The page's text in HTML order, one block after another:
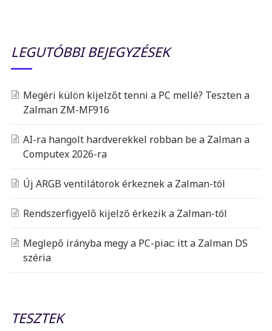
LEGUTÓBBI BEJEGYZÉSEK
Megéri külön kijelzőt tenni a PC mellé? Teszten a
Zalman ZM-MF916
AI-ra hangolt hardverekkel robban be a Zalman a
Computex 2026-ra
Új ARGB ventilátorok érkeznek a Zalman-tól
Rendszerfigyelő kijelző érkezik a Zalman-tól
Meglepő irányba megy a PC-piac: itt a Zalman DS
széria
TESZTEK